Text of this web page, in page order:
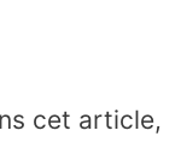
cet article,